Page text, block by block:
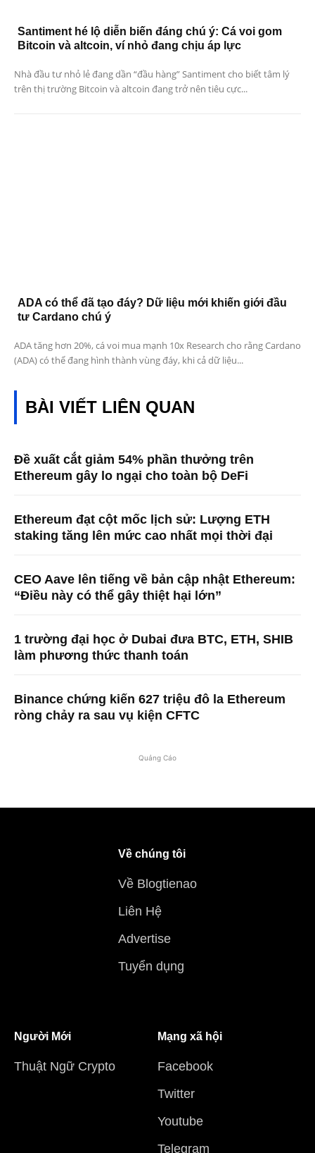
Santiment hé lộ diễn biến đáng chú ý: Cá voi gom
Bitcoin và altcoin, ví nhỏ đang chịu áp lực
Nhà đầu tư nhỏ lẻ đang dần “đầu hàng” Santiment cho biết tâm lý
trên thị trường Bitcoin và altcoin đang trở nên tiêu cực...
ADA có thể đã tạo đáy? Dữ liệu mới khiến giới đầu
tư Cardano chú ý
ADA tăng hơn 20%, cá voi mua mạnh 10x Research cho rằng Cardano
(ADA) có thể đang hình thành vùng đáy, khi cả dữ liệu...
BÀI VIẾT LIÊN QUAN
Đề xuất cắt giảm 54% phần thưởng trên
Ethereum gây lo ngại cho toàn bộ DeFi
Ethereum đạt cột mốc lịch sử: Lượng ETH
staking tăng lên mức cao nhất mọi thời đại
CEO Aave lên tiếng về bản cập nhật Ethereum:
“Điều này có thể gây thiệt hại lớn”
1 trường đại học ở Dubai đưa BTC, ETH, SHIB
làm phương thức thanh toán
Binance chứng kiến ​​627 triệu đô la Ethereum
ròng chảy ra sau vụ kiện CFTC
Quảng Cáo
Về chúng tôi
Về Blogtienao
Liên Hệ
Advertise
Tuyển dụng
Người Mới
Thuật Ngữ Crypto
Mạng xã hội
Facebook
Twitter
Youtube
Telegram